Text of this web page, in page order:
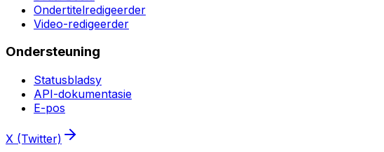
Ondertitelredigeerder
Video-redigeerder
Ondersteuning
Statusbladsy
API-dokumentasie
E-pos
X (Twitter)